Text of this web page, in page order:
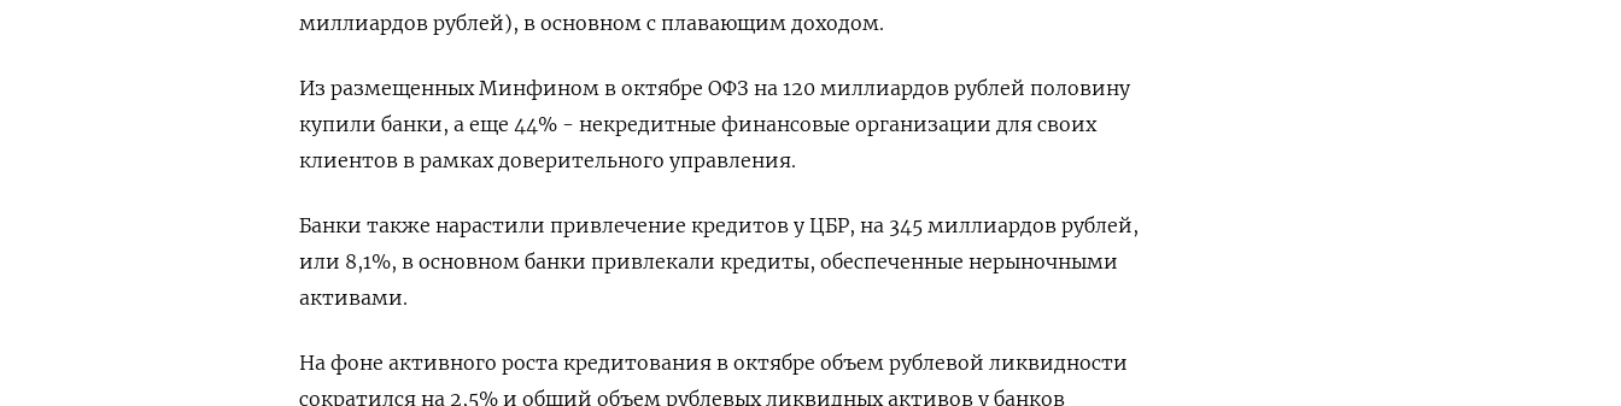
миллиардов рублей), в основном с плавающим доходом.
Из размещенных Минфином в октябре ОФЗ на 120 миллиардов рублей половину
купили банки, а еще 44% - некредитные финансовые организации для своих
клиентов в рамках доверительного управления.
Банки также нарастили привлечение кредитов у ЦБР, на 345 миллиардов рублей,
или 8,1%, в основном банки привлекали кредиты, обеспеченные нерыночными
активами.
На фоне активного роста кредитования в октябре объем рублевой ликвидности
сократился на 2,5% и общий объем рублевых ликвидных активов у банков